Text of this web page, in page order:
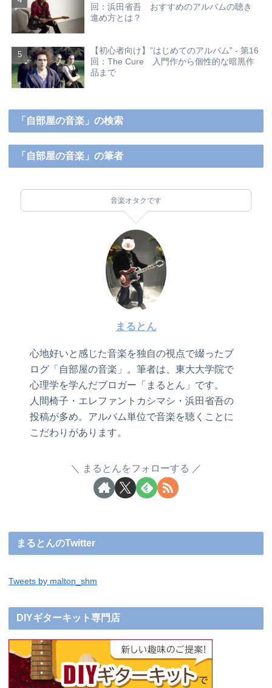
回：浜田省吾 おすすめのアルバムの聴き
進め方とは？
【初心者向け】”はじめてのアルバム” - 第16
回：The Cure 入門作から個性的な暗黒作
品まで
「自部屋の音楽」の検索
「自部屋の音楽」の筆者
音楽オタクです
まるとん
心地好いと感じた音楽を独自の視点で綴ったブ
ログ「自部屋の音楽」。筆者は、東大大学院で
心理学を学んだブロガー「まるとん」です。
人間椅子・エレファントカシマシ・浜田省吾の
投稿が多め。アルバム単位で音楽を聴くことに
こだわりがあります。
まるとんをフォローする
まるとんのTwitter
Tweets by malton_shm
DIYギターキット専門店